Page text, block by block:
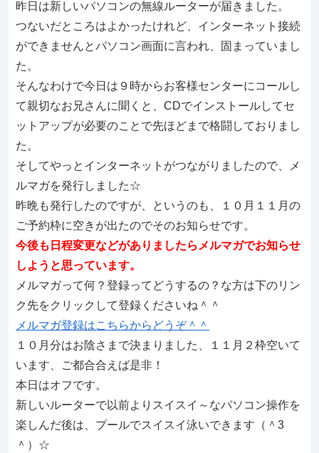
昨日は新しいパソコンの無線ルーターが届きました。
つないだところはよかったけれど、インターネット接続
ができませんとパソコン画面に言われ、固まっていまし
た。
そんなわけで今日は９時からお客様センターにコールし
て親切なお兄さんに聞くと、CDでインストールしてセ
ットアップが必要のことで先ほどまで格闘しておりまし
た。
そしてやっとインターネットがつながりましたので、メ
ルマガを発行しました☆
昨晩も発行したのですが、というのも、１０月１１月の
ご予約枠に空きが出たのでそのお知らせです。
今後も日程変更などがありましたらメルマガでお知らせ
しようと思っています。
メルマガって何？登録ってどうするの？な方は下のリン
ク先をクリックして登録くださいね＾＾
メルマガ登録はこちらからどうぞ＾＾
１０月分はお陰さまで決まりました、１１月２枠空いて
います、ご都合合えば是非！
本日はオフです。
新しいルーターで以前よりスイスイ～なパソコン操作を
楽しんだ後は、プールでスイスイ泳いできます（＾3
＾）☆